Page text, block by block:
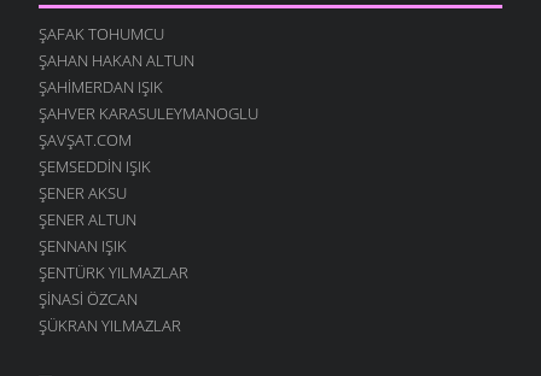
ŞAFAK TOHUMCU
ŞAHAN HAKAN ALTUN
ŞAHIMERDAN IŞIK
ŞAHVER KARASULEYMANOGLU
ŞAVŞAT.COM
ŞEMSEDDIN IŞIK
ŞENER AKSU
ŞENER ALTUN
ŞENNAN IŞIK
ŞENTÜRK YILMAZLAR
ŞINASI ÖZCAN
ŞÜKRAN YILMAZLAR